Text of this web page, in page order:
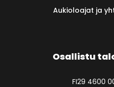
Aukioloajat ja
Osallistu
FI29 4600